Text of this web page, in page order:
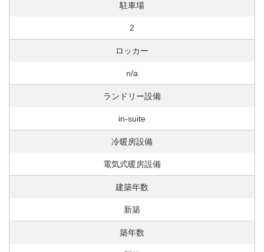
駐車場
2
ロッカー
n/a
ランドリー設備
in-suite
冷暖房設備
電気式暖房設備
建築年数
新築
築年数